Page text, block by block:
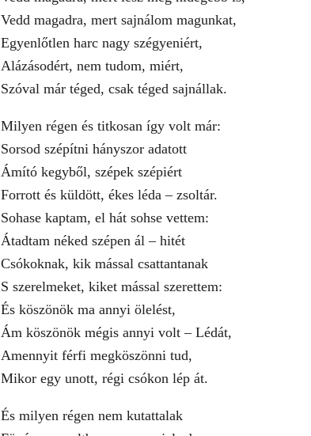
Vedd magadra, mert sajnálom magunkat,
Egyenlőtlen harc nagy szégyeniért,
Alázásodért, nem tudom, miért,
Szóval már téged, csak téged sajnállak.
Milyen régen és titkosan így volt már:
Sorsod szépítni hányszor adatott
Ámító kegyből, szépek szépiért
Forrott és küldött, ékes léda – zsoltár.
Sohase kaptam, el hát sohse vettem:
Átadtam néked szépen ál – hitét
Csókoknak, kik mással csattantanak
S szerelmeket, kiket mással szerettem:
És köszönök ma annyi ölelést,
Ám köszönök mégis annyi volt – Lédát,
Amennyit férfi megköszönni tud,
Mikor egy unott, régi csókon lép át.
És milyen régen nem kutattalak